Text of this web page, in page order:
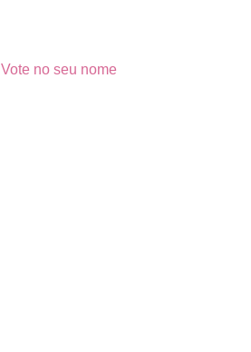
Vote no seu nome